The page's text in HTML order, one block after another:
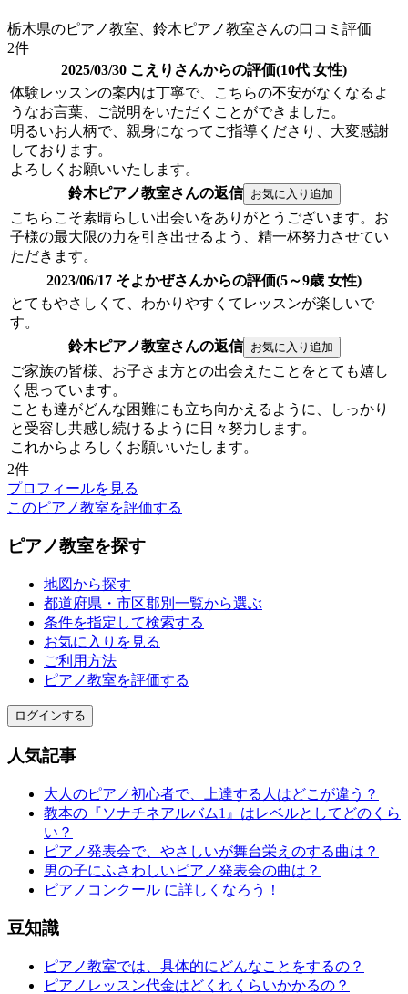
栃木県のピアノ教室、鈴木ピアノ教室さんの口コミ評価
2件
2025/03/30 こえりさんからの評価(10代 女性)
体験レッスンの案内は丁寧で、こちらの不安がなくなるよ
うなお言葉、ご説明をいただくことができました。
明るいお人柄で、親身になってご指導くださり、大変感謝
しております。
よろしくお願いいたします。
鈴木ピアノ教室さんの返信
こちらこそ素晴らしい出会いをありがとうございます。お
子様の最大限の力を引き出せるよう、精一杯努力させてい
ただきます。
2023/06/17 そよかぜさんからの評価(5～9歳 女性)
とてもやさしくて、わかりやすくてレッスンが楽しいで
す。
鈴木ピアノ教室さんの返信
ご家族の皆様、お子さま方との出会えたことをとても嬉し
く思っています。
ことも達がどんな困難にも立ち向かえるように、しっかり
と受容し共感し続けるように日々努力します。
これからよろしくお願いいたします。
2件
プロフィールを見る
このピアノ教室を評価する
ピアノ教室を探す
地図から探す
都道府県・市区郡別一覧から選ぶ
条件を指定して検索する
お気に入りを見る
ご利用方法
ピアノ教室を評価する
ログインする
人気記事
大人のピアノ初心者で、上達する人はどこが違う？
教本の『ソナチネアルバム1』はレベルとしてどのくら
い？
ピアノ発表会で、やさしいが舞台栄えのする曲は？
男の子にふさわしいピアノ発表会の曲は？
ピアノコンクール に詳しくなろう！
豆知識
ピアノ教室では、具体的にどんなことをするの？
ピアノレッスン代金はどくれくらいかかるの？